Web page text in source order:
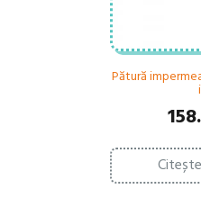
Pătură